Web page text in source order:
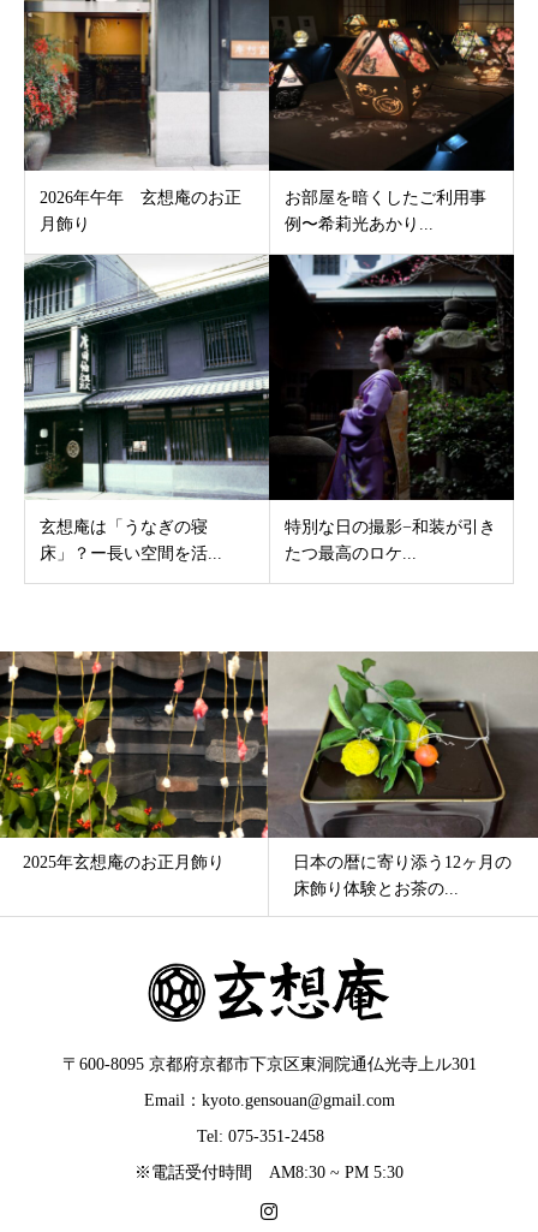
2026年午年 玄想庵のお正
月飾り
お部屋を暗くしたご利用事
例〜希莉光あかり...
玄想庵は「うなぎの寝
床」？ー長い空間を活...
特別な日の撮影−和装が引き
たつ最高のロケ...
2025年玄想庵のお正月飾り
日本の暦に寄り添う12ヶ月の
床飾り体験とお茶の...
〒600-8095 京都府京都市下京区東洞院通仏光寺上ル301
Email：kyoto.gensouan@gmail.com
Tel: 075-351-2458
※電話受付時間 AM8:30 ~ PM 5:30